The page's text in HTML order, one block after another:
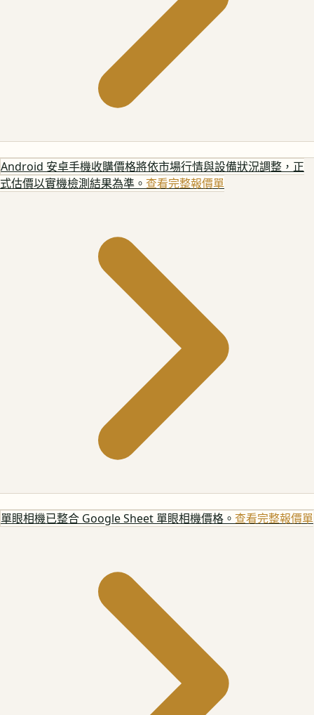
Android 安卓手機收購價格將依市場行情與設備狀況調整，正
式估價以實機檢測結果為準。 查看完整報價單
單眼相機已整合 Google Sheet 單眼相機價格。 查看完整報價單